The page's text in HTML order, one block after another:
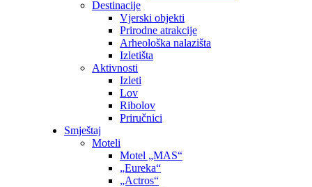
Destinacije
Vjerski objekti
Prirodne atrakcije
Arheološka nalazišta
Izletišta
Aktivnosti
Izleti
Lov
Ribolov
Priručnici
Smještaj
Moteli
Motel „MAS“
„Eureka“
„Actros“